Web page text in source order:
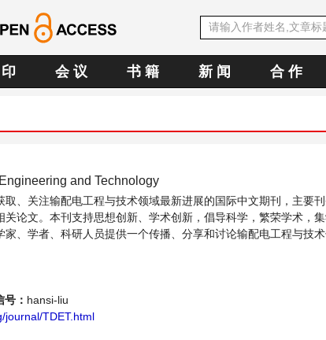
会 议 书 籍 新 闻 合 作
and Technology
取、关注输配电工程与技术领域最新进展的国际中文期刊，主要
论文。本刊支持思想创新、学术创新，倡导科学，繁荣学术，
、学者、科研人员提供一个传播、分享和讨论输配电工程与技
号： hansi-liu
journal/TDET.html